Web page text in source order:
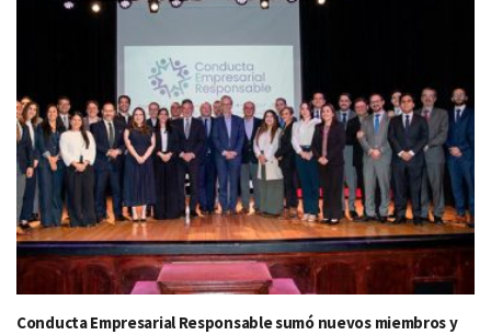
Conducta Empresarial Responsable sumó nuevos miembros y